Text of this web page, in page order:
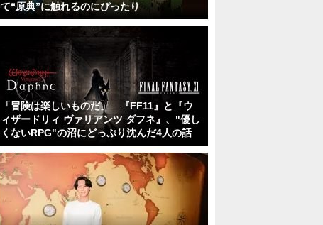
て“原典”に触れるのにぴったり
「冒険は楽しいものだ」 ─『FF11』と『ウ
ィザードリィ ヴァリアンツ ダフネ』、"優し
くないRPG"の沼にどっぷり沈んだ4人の話